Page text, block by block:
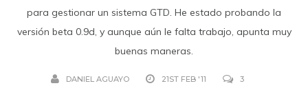
para gestionar un sistema GTD. He estado probando la
versión beta 0.9d, y aunque aún le falta trabajo, apunta muy
buenas maneras.
DANIEL AGUAYO 21ST FEB '11 3